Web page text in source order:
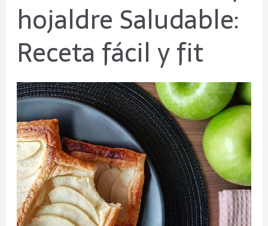
hojaldre Saludable:
Receta fácil y fit
Manzana
y
hojaldre
Saludable:
fácil
fit